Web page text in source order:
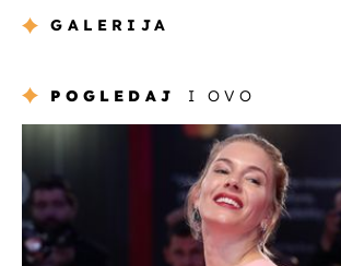
GALERIJA
POGLEDAJ I OVO